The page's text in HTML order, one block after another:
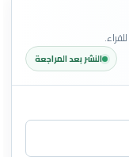
النشر بعد المراجعة